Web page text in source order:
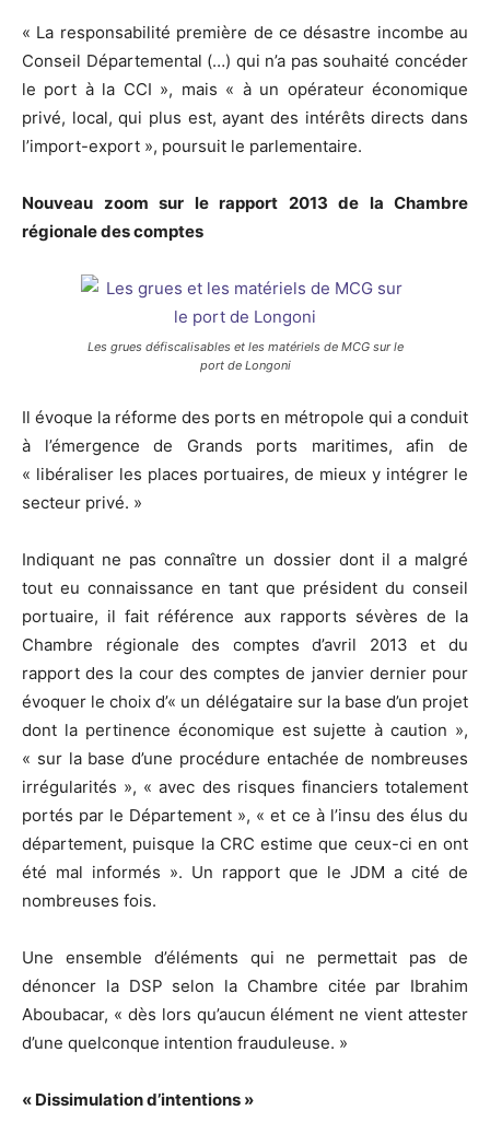
« La responsabilité première de ce désastre incombe au
Conseil Départemental (…) qui n’a pas souhaité concéder
le port à la CCI », mais « à un opérateur économique
privé, local, qui plus est, ayant des intérêts directs dans
l’import-export », poursuit le parlementaire.
Nouveau zoom sur le rapport 2013 de la Chambre
régionale des comptes
Les grues défiscalisables et les matériels de MCG sur le
port de Longoni
Il évoque la réforme des ports en métropole qui a conduit
à l’émergence de Grands ports maritimes, afin de
« libéraliser les places portuaires, de mieux y intégrer le
secteur privé. »
Indiquant ne pas connaître un dossier dont il a malgré
tout eu connaissance en tant que président du conseil
portuaire, il fait référence aux rapports sévères de la
Chambre régionale des comptes d’avril 2013 et du
rapport des la cour des comptes de janvier dernier pour
évoquer le choix d’« un délégataire sur la base d’un projet
dont la pertinence économique est sujette à caution »,
« sur la base d’une procédure entachée de nombreuses
irrégularités », « avec des risques financiers totalement
portés par le Département », « et ce à l’insu des élus du
département, puisque la CRC estime que ceux-ci en ont
été mal informés ». Un rapport que le JDM a cité de
nombreuses fois.
Une ensemble d’éléments qui ne permettait pas de
dénoncer la DSP selon la Chambre citée par Ibrahim
Aboubacar, « dès lors qu’aucun élément ne vient attester
d’une quelconque intention frauduleuse. »
« Dissimulation d’intentions »